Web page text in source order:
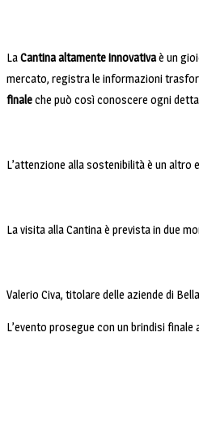
LaCantina altamente innovativaè un
mercato, registra le informazioni
finaleche può così conoscere ogni
L’attenzione alla sostenibilità è un
La visita alla Cantina è prevista in due
Valerio Civa, titolare delle aziende di
L’evento prosegue con un brindisi